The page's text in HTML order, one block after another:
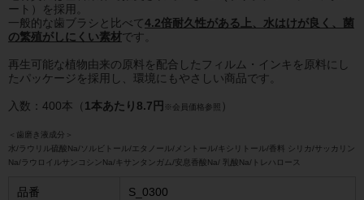
ート）を採用。
一般的な歯ブラシと比べて4.2倍耐久性がある上、水はけが良く、菌
の繁殖がしにくい素材です。
再生可能な植物由来の原料を配合したフィルム・インキを原料にし
たパッケージを採用し、環境にもやさしい商品です。
入数：400本（ 1本あたり8.7円 ※会員価格参照 ）
＜歯磨き液成分＞
水/ラウリル硫酸Na/ソルビトール/エタノール/メントール/キシリトール/香料 シリカ/サッカリン
Na/ラウロイルサンコシンNa/キサンタンガム/安息香酸Na/ 乳酸Na/トレハロース
品番 S_0300